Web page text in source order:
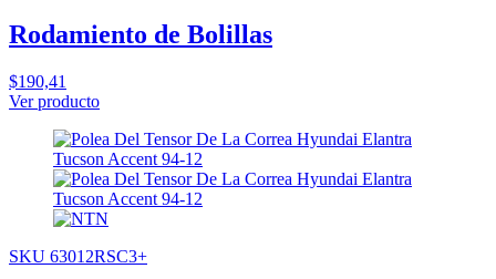
Rodamiento de Bolillas
$190,41
Ver producto
SKU 63012RSC3+